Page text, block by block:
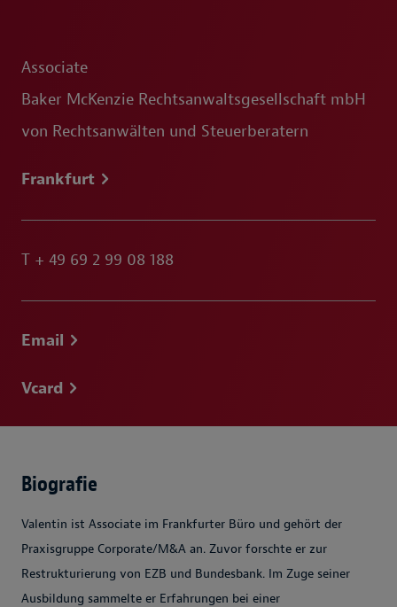
Associate
Baker McKenzie Rechtsanwaltsgesellschaft mbH
von Rechtsanwälten und Steuerberatern
Frankfurt
T + 49 69 2 99 08 188
Email
Vcard
Biografie
Valentin ist Associate im Frankfurter Büro und gehört der
Praxisgruppe Corporate/M&A an. Zuvor forschte er zur
Restrukturierung von EZB und Bundesbank. Im Zuge seiner
Ausbildung sammelte er Erfahrungen bei einer